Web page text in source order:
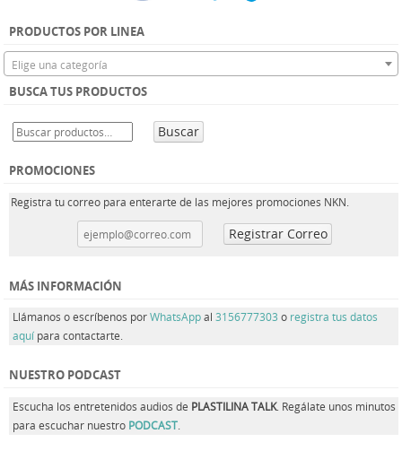
PRODUCTOS POR LINEA
Elige una categoría
BUSCA TUS PRODUCTOS
Buscar
PROMOCIONES
Registra tu correo para enterarte de las mejores promociones NKN.
MÁS INFORMACIÓN
Llámanos o escríbenos porWhatsAppal 3156777303 o registra tus datos
aquí para contactarte.
NUESTRO PODCAST
Escucha los entretenidos audios de PLASTILINA TALK. Regálate unos minutos
para escuchar nuestro PODCAST